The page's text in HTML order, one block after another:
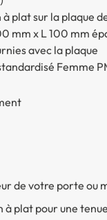
plat sur la plaque
mm x L 100 mm
avec la plaque
Femme
de votre porte ou
plat pour une